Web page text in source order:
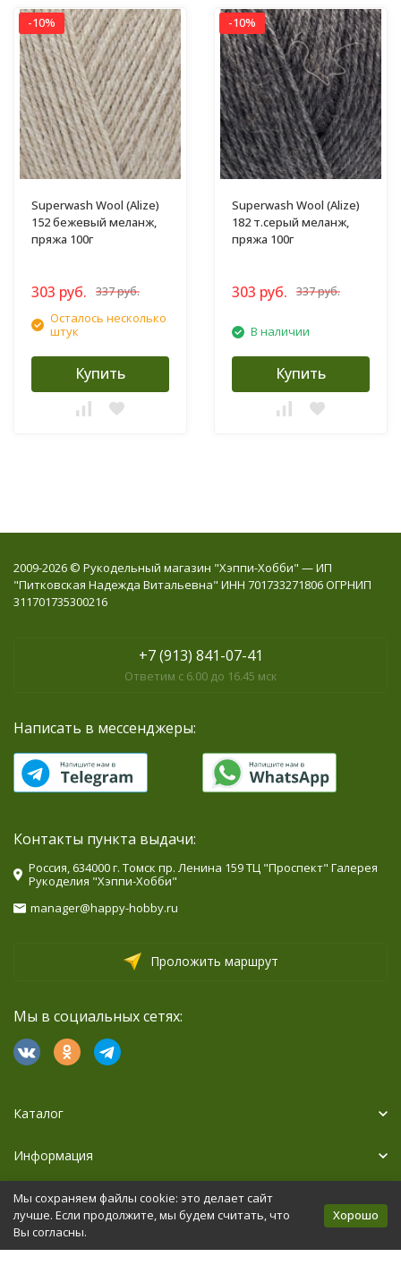
-10%
Superwash Wool (Alize)
152 бежевый меланж,
пряжа 100г
303 руб. 337 руб.
Осталось несколько
штук
Купить
-10%
Superwash Wool (Alize)
182 т.серый меланж,
пряжа 100г
303 руб. 337 руб.
В наличии
Купить
2009-2026 © Рукодельный магазин "Хэппи-Хобби" — ИП
"Питковская Надежда Витальевна" ИНН 701733271806 ОГРНИП
311701735300216
+7 (913) 841-07-41
Ответим с 6.00 до 16.45 мск
Написать в мессенджеры:
Контакты пункта выдачи:
Россия, 634000 г. Томск пр. Ленина 159 ТЦ "Проспект" Галерея
Рукоделия "Хэппи-Хобби"
manager@happy-hobby.ru
Проложить маршрут
Мы в социальных сетях:
Каталог
Информация
Дополнительно
Политика персональных данных Карта сайта
Мы сохраняем файлы cookie: это делает сайт
лучше. Если продолжите, мы будем считать, что
Вы согласны.
Хорошо